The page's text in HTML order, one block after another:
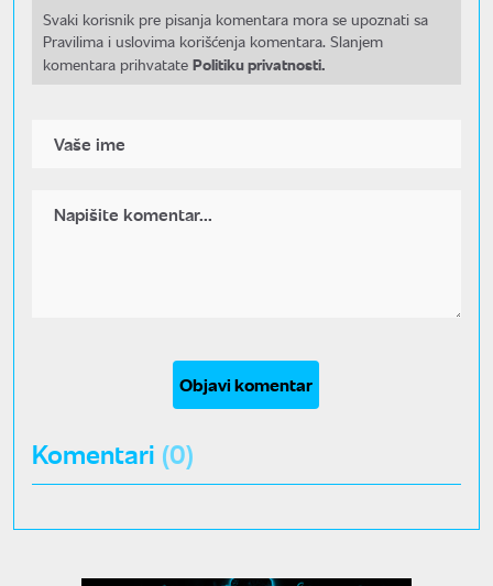
Svaki korisnik pre pisanja komentara mora se upoznati sa
Pravilima i uslovima korišćenja komentara. Slanjem
komentara prihvatate Politiku privatnosti.
Objavi komentar
Komentari (0)